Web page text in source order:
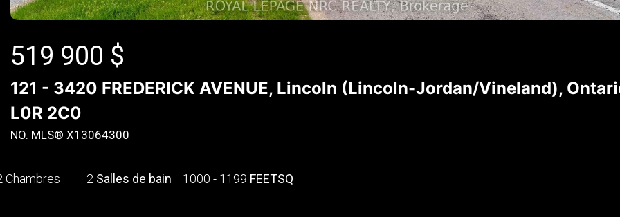
519 900 $
121 - 3420 FREDERICK AVENUE, Lincoln (Lincoln-Jordan/Vineland),
L0R 2C0
NO. MLS® X13064300
Chambres 2 Salles de bain 1000 - 1199 FEETSQ